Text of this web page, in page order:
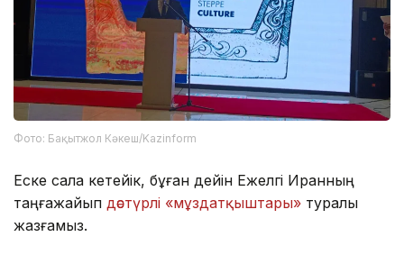
Фото: Бақытжол Кәкеш/Kazinform
Еске сала кетейік, бұған дейін Ежелгі Иранның
таңғажайып дәстүрлі «мұздатқыштары» туралы
жазғамыз.